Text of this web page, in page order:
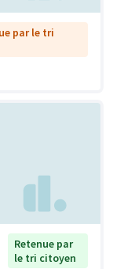
par le tri
Retenue par
le tri citoyen